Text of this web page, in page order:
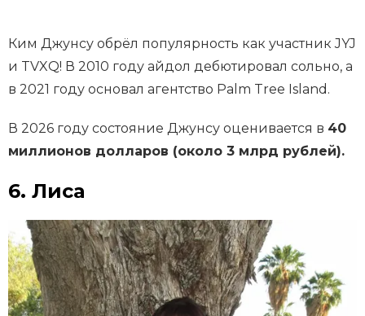
Ким Джунсу обрёл популярность как участник JYJ
и TVXQ! В 2010 году айдол дебютировал сольно, а
в 2021 году основал агентство Palm Tree Island.
В 2026 году состояние Джунсу оценивается в 40
миллионов долларов (около 3 млрд рублей).
6. Лиса